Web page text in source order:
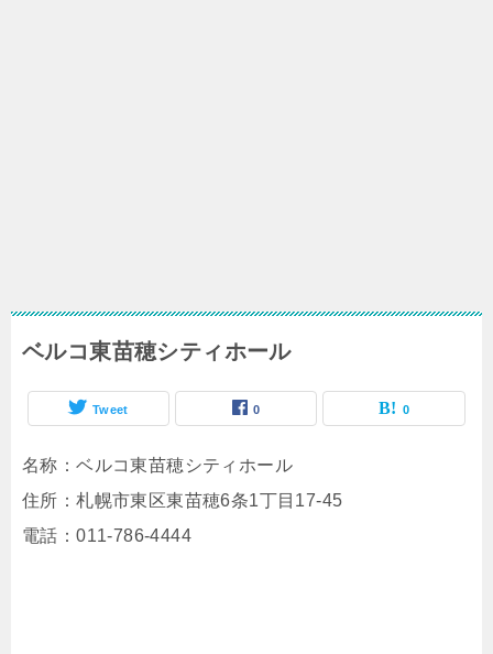
ベルコ東苗穂シティホール
Tweet 0 0
名称：ベルコ東苗穂シティホール
住所：札幌市東区東苗穂6条1丁目17-45
電話：011-786-4444